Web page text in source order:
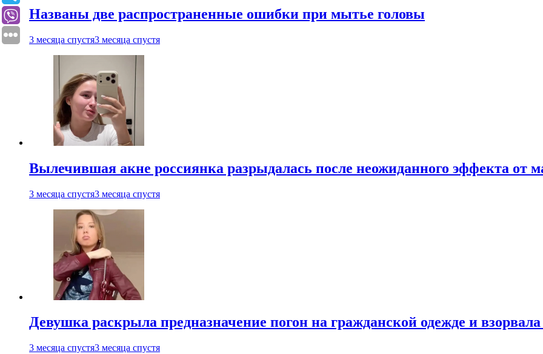
Названы две распространенные ошибки при мытье головы
3 месяца спустя3 месяца спустя
Вылечившая акне россиянка разрыдалась после неожиданного эффекта от
3 месяца спустя3 месяца спустя
Девушка раскрыла предназначение погон на гражданской одежде и взорвала
3 месяца спустя3 месяца спустя